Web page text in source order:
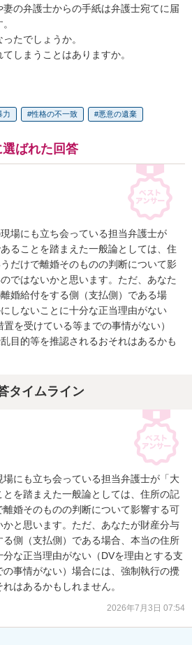
の弁護士からの手紙は弁護士宛てに届
たでしょうか。
しまうことはありますか。
力 性格の不一致 悪意の遺棄
ばれた回答
場にも立ち会っている担当弁護士が
ることを踏まえた一般論としては、住
だけで離婚そのものの判断について影
ではないかと思います。ただ、あなた
婚給付をする側（支払側）である場
しないことに十分な正当理由がない
置を受けている等までの事情がない）
目的等を推認されるおそれはあるかも
タイムライン
にも立ち会っている担当弁護士が「大
を踏まえた一般論としては、住所の記
婚そのものの判断について影響する可
と思います。ただ、あなたが財産分与
側（支払側）である場合、本当の住所
な正当理由がない（DVを理由とする支
事情がない）場合には、強制執行の攪
はあるかもしれません。
2026年7月3日 07:54